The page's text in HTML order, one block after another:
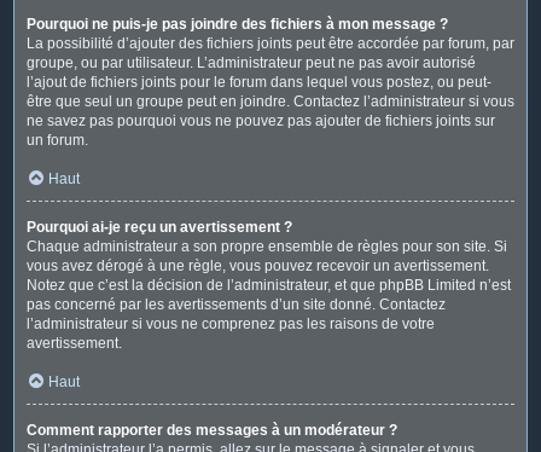
Pourquoi ne puis-je pas joindre des fichiers à mon message ?
La possibilité d’ajouter des fichiers joints peut être accordée par forum, par
groupe, ou par utilisateur. L’administrateur peut ne pas avoir autorisé
l’ajout de fichiers joints pour le forum dans lequel vous postez, ou peut-
être que seul un groupe peut en joindre. Contactez l’administrateur si vous
ne savez pas pourquoi vous ne pouvez pas ajouter de fichiers joints sur
un forum.
Haut
Pourquoi ai-je reçu un avertissement ?
Chaque administrateur a son propre ensemble de règles pour son site. Si
vous avez dérogé à une règle, vous pouvez recevoir un avertissement.
Notez que c’est la décision de l’administrateur, et que phpBB Limited n’est
pas concerné par les avertissements d’un site donné. Contactez
l’administrateur si vous ne comprenez pas les raisons de votre
avertissement.
Haut
Comment rapporter des messages à un modérateur ?